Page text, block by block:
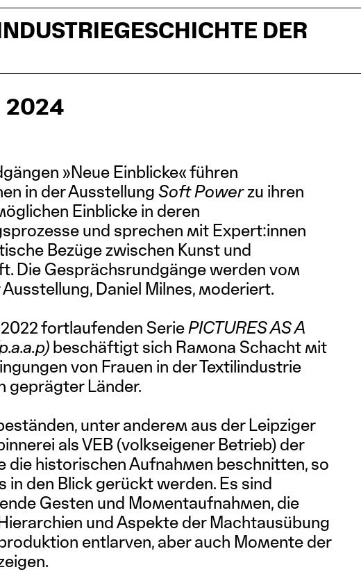
DER
2024
»Neue Einblicke« führen
in der Ausstellung Soft Powerzu ihren
Einblicke in deren
und sprechen mit Expert:innen
Bezüge zwischen Kunst und
Die Gesprächsrundgänge werden vom
Daniel Milnes, moderiert.
fortlaufenden SeriePICTURES AS A
beschäftigt sich Ramona Schacht mit
von Frauen in der Textilindustrie
geprägter Länder.
unter anderem aus der Leipziger
als VEB (volkseigener Betrieb) der
die historischen Aufnahmen beschnitten, so
in den Blick gerückt werden. Es sind
Gesten und Momentaufnahmen, die
und Aspekte der Machtausübung
entlarven, aber auch Momente der